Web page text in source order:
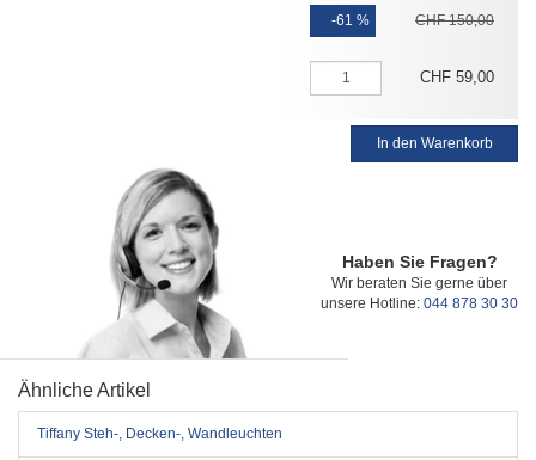
-61 % CHF 150,00
CHF 59, 00
In den Warenkorb
Haben Sie Fragen?
Wir beraten Sie gerne über
unsere Hotline: 044 878 30 30
Ähnliche Artikel
Tiffany Steh-, Decken-, Wandleuchten